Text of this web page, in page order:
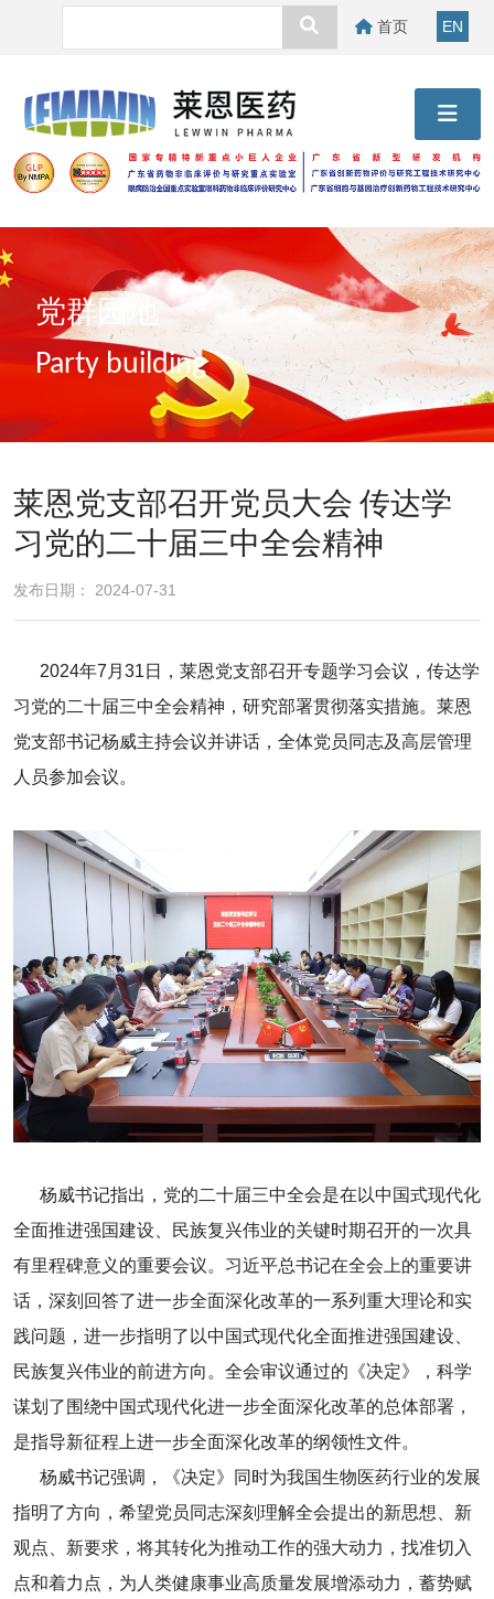
首页 EN
党群园地
Party building
莱恩党支部召开党员大会 传达学
习党的二十届三中全会精神
发布日期： 2024-07-31
2024年7月31日，莱恩党支部召开专题学习会议，传达学
习党的二十届三中全会精神，研究部署贯彻落实措施。莱恩
党支部书记杨威主持会议并讲话，全体党员同志及高层管理
人员参加会议。
杨威书记指出，党的二十届三中全会是在以中国式现代化
全面推进强国建设、民族复兴伟业的关键时期召开的一次具
有里程碑意义的重要会议。习近平总书记在全会上的重要讲
话，深刻回答了进一步全面深化改革的一系列重大理论和实
践问题，进一步指明了以中国式现代化全面推进强国建设、
民族复兴伟业的前进方向。全会审议通过的《决定》，科学
谋划了围绕中国式现代化进一步全面深化改革的总体部署，
是指导新征程上进一步全面深化改革的纲领性文件。
杨威书记强调，《决定》同时为我国生物医药行业的发展
指明了方向，希望党员同志深刻理解全会提出的新思想、新
观点、新要求，将其转化为推动工作的强大动力，找准切入
点和着力点，为人类健康事业高质量发展增添动力，蓄势赋